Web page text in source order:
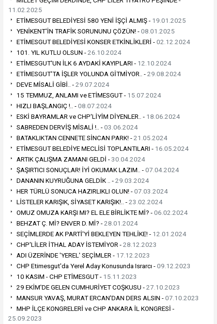
11.02.2025
ETİMESGUT BELEDİYESİ 580 YENİ İŞÇİ ALMIŞ - 19.01.2025
YENİKENT'İN TRAFİK SORUNUNU ÇÖZÜN! -08.01.2025
ETİMESGUT BELEDİYESİ KONSER ETKİNLİKLERİ -02.12.2024
101. YIL KUTLU OLSUN -26.10.2024
ETİMESGUT'UN İLK 6 AYDAKİ KAYIPLARI - 12.10.2024
ETİMESGUT'TA İŞLER YOLUNDA GİTMİYOR.. -29.08.2024
DEVE MİSALİ GİBİ.. -29.07.2024
15 TEMMUZ, ANLAMI ve ETİMESGUT - 15.07.2024
HIZLI BAŞLANGIÇ !.. -08.07.2024
ESKİ BAYRAMLAR ve CHP'LİYİM DİYENLER.. - 18.06.2024
SABREDEN DERVİŞ MİSALİ !.. -03.06.2024
BATAKLIKTAN CENNETE SİNCAN PARK! -21.05.2024
ETİMESGUT BELEDİYE MECLİSİ TOPLANTILARI - 16.05.2024
ARTIK ÇALIŞMA ZAMANI GELDİ -30.04.2024
ŞAŞIRTICI SONUÇLAR! İYİ OKUMAK LAZIM.. -07.04.2024
DANANIN KUYRUĞUNA GELDİK .. -29.03.2024
HER TÜRLÜ SONUCA HAZIRLIKLI OLUN! -07.03.2024
LİSTELER KARIŞIK, SİYASET KARIŞIK!.. -23.02.2024
OMUZ OMUZA KARŞI MI? EL ELE BİRLİKTE Mİ? -06.02.2024
BEHZAT Ç. Mİ? ENVER D. Mİ? -28.01.2024
SEÇİMLERDE AK PARTİ'Yİ BEKLEYEN TEHLİKE! - 12.01.2024
CHP'LİLER İTHAL ADAY İSTEMİYOR -28.12.2023
ADI ÜZERİNDE 'YEREL' SEÇİMLER - 17.12.2023
CHP Etimesgut'da Yerel Aday Konusunda Israrcı -09.12.2023
10 KASIM - CHP ETİMESGUT - 15.11.2023
29 EKİM'DE GELEN CUMHURİYET COŞKUSU -27.10.2023
MANSUR YAVAŞ, MURAT ERCAN'DAN DERS ALSIN -07.10.2023
MHP İLÇE KONGRELERİ ve CHP ANKARA İL KONGRESİ -
25.09.2023